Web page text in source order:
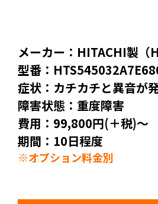
メーカー：HITACHI製（
型番：
症状：カチカチと異音が
障害状態：重度障害
費用：99,800円(＋税)～
期間：10日程度
※オプション料金別